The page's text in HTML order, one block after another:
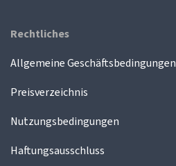
Rechtliches
Allgemeine Geschäftsbedingungen
Preisverzeichnis
Nutzungsbedingungen
Haftungsausschluss